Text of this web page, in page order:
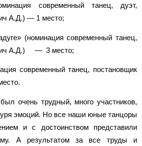
современный танец, дуэт,
А.Д.) — 1 место;
(номинация современный танец,
А.Д.) — 3 место;
современный танец, постановщик
очень трудный, много участников,
эмоций. Но все наши юные танцоры
и с достоинством представили
А результатом за все труды и